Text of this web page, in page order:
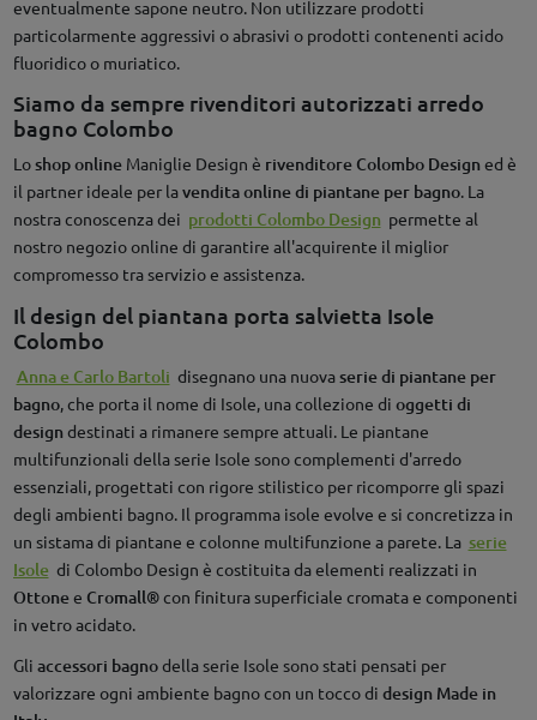
eventualmente sapone neutro. Non utilizzare prodotti
particolarmente aggressivi o abrasivi o prodotti contenenti acido
fluoridico o muriatico.
Siamo da sempre rivenditori autorizzati arredo
bagno Colombo
Loshop onlineManiglie Design è rivenditore Colombo Design ed è
il partner ideale per lavendita online di piantane per bagno. La
nostra conoscenza dei prodotti Colombo Design permette al
nostro negozio online di garantire all'acquirente il miglior
compromesso tra servizio e assistenza.
Il design del piantana porta salvietta Isole
Colombo
Anna e Carlo Bartoli disegnano una nuovaserie di piantane per
bagno, che porta il nome di Isole, una collezione di oggetti di
design destinati a rimanere sempre attuali. Le piantane
multifunzionali della serie Isole sono complementi d'arredo
essenziali, progettati con rigore stilistico per ricomporre gli spazi
degli ambienti bagno. Il programma isole evolve e si concretizza in
un sistama di piantane e colonne multifunzione a parete. La serie
Isole di Colombo Design è costituita da elementi realizzati in
Ottonee Cromall®con finitura superficiale cromata e componenti
in vetro acidato.
Gli accessori bagnodella serie Isole sono stati pensati per
valorizzare ogni ambiente bagno con un tocco di design Made in